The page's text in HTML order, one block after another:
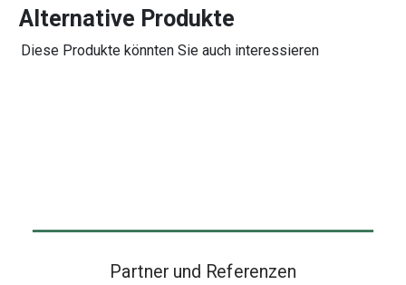
Alternative Produkte
Diese Produkte könnten Sie auch interessieren
Partner und Referenzen